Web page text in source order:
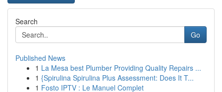
Search
Go
Published News
1 La Mesa best Plumber Providing Quality Repairs ...
1 {Spirulina Spirulina Plus Assessment: Does It T...
1 Fosto IPTV : Le Manuel Complet